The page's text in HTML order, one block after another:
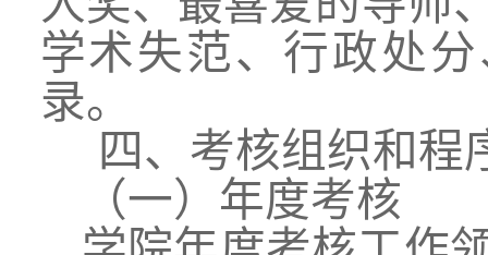
学术失范、行政处
录。
四、考核组织和程
（一）年度考核